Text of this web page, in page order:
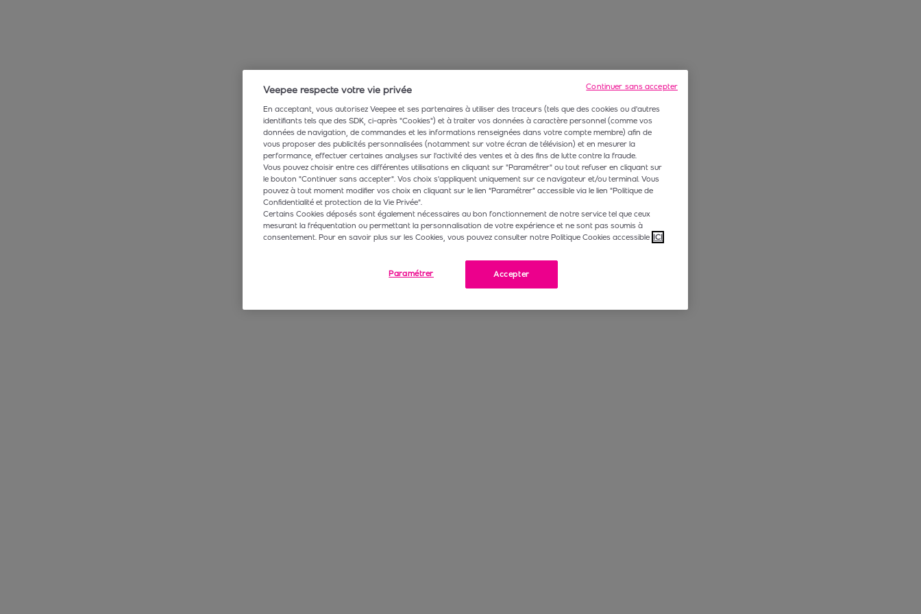
Veepee respecte votre vie privée
En acceptant, vous autorisez Veepee et ses partenaires à utiliser des traceurs (tels que des cookies ou d'autres
identifiants tels que des SDK, ci-après "Cookies") et à traiter vos données à caractère personnel (comme vos
données de navigation, de commandes et les informations renseignées dans votre compte membre) afin de
vous proposer des publicités personnalisées (notamment sur votre écran de télévision) et en mesurer la
performance, effectuer certaines analyses sur l'activité des ventes et à des fins de lutte contre la fraude.
Vous pouvez choisir entre ces différentes utilisations en cliquant sur "Paramétrer" ou tout refuser en cliquant sur
le bouton "Continuer sans accepter". Vos choix s'appliquent uniquement sur ce navigateur et/ou terminal. Vous
pouvez à tout moment modifier vos choix en cliquant sur le lien “Paramétrer” accessible via le lien "Politique de
Confidentialité et protection de la Vie Privée".
Certains Cookies déposés sont également nécessaires au bon fonctionnement de notre service tel que ceux
mesurant la fréquentation ou permettant la personnalisation de votre expérience et ne sont pas soumis à
consentement. Pour en savoir plus sur les Cookies, vous pouvez consulter notre Politique Cookies accessible ICI
Accepter
Paramétrer
Continuer sans accepter